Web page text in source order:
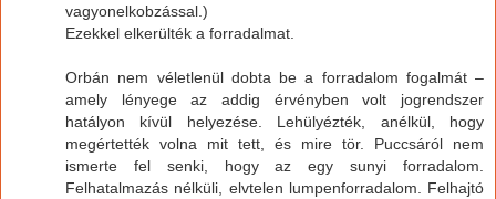
vagyonelkobzással.)
Ezekkel elkerülték a forradalmat.
Orbán nem véletlenül dobta be a forradalom fogalmát –
amely lényege az addig érvényben volt jogrendszer
hatályon kívül helyezése. Lehülyézték, anélkül, hogy
megértették volna mit tett, és mire tör. Puccsáról nem
ismerte fel senki, hogy az egy sunyi forradalom.
Felhatalmazás nélküli, elvtelen lumpenforradalom. Felhajtó